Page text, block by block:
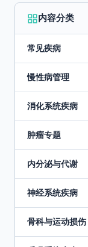
内容分类
常见疾病
慢性病管理
消化系统疾病
肿瘤专题
内分泌与代谢
神经系统疾病
骨科与运动损伤